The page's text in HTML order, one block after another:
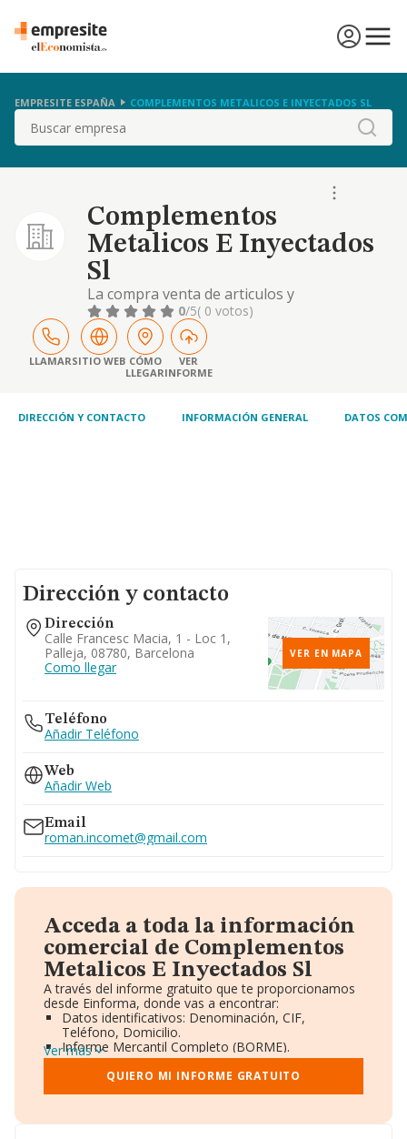
EMPRESITE ESPAÑA COMPLEMENTOS METALICOS E INYECTADOS SL
Buscar
Complementos
Metalicos E Inyectados
Sl
La compra venta de articulos y
complementos para el calzado,
marroquineria y textiles.
0/5( 0 votos)
LLAMARSITIO WEB CÓMO
LLEGAR
VER
INFORME
DIRECCIÓN Y CONTACTO INFORMACIÓN GENERAL DATOS
Dirección y contacto
Dirección
Calle Francesc Macia, 1 - Loc 1,
Palleja, 08780, Barcelona
Como llegar
VER EN MAPA
Teléfono
Añadir Teléfono
Web
Añadir Web
Email
roman.incomet@gmail.com
Acceda a toda la información
comercial de Complementos
Metalicos E Inyectados Sl
A través del informe gratuito que te proporcionamos
desde Einforma, donde vas a encontrar:
Datos identificativos: Denominación, CIF,
Teléfono, Domicilio.
Informe Mercantil Completo (BORME).
Gráficos de Evolución Ventas y Empleados.
Consejo de Administración y Administradores.
Directivos y Ejecutivos.
Ver más
QUIERO MI INFORME GRATUITO